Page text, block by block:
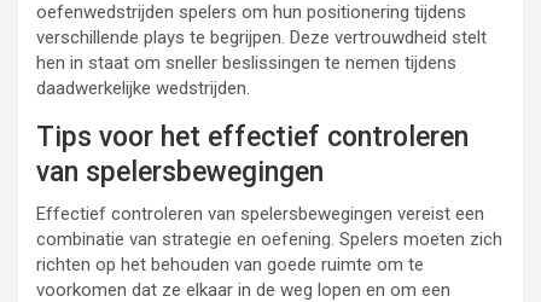
oefenwedstrijden spelers om hun positionering tijdens
verschillende plays te begrijpen. Deze vertrouwdheid stelt
hen in staat om sneller beslissingen te nemen tijdens
daadwerkelijke wedstrijden.
Tips voor het effectief controleren
van spelersbewegingen
Effectief controleren van spelersbewegingen vereist een
combinatie van strategie en oefening. Spelers moeten zich
richten op het behouden van goede ruimte om te
voorkomen dat ze elkaar in de weg lopen en om een